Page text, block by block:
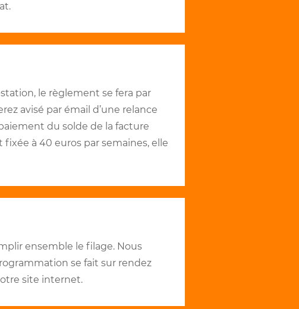
le règlement se fera par
avisé par émail d’une relance
du solde de la facture
à 40 euros par semaines, elle
ensemble le filage. Nous
se fait sur rendez
site internet.